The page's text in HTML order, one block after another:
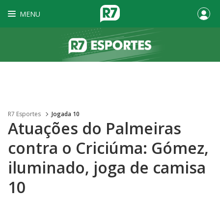
MENU
R7 Esportes Jogada 10
Atuações do Palmeiras
contra o Criciúma: Gómez,
iluminado, joga de camisa
10